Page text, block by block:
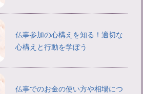
仏事参加の心構えを知る！適切な
心構えと行動を学ぼう
仏事でのお金の使い方や相場につ